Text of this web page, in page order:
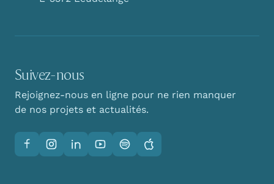
Suivez-nous
Rejoignez-nous en ligne pour ne rien manquer
de nos projets et actualités.
FacebookInstagramLinkedInYouTubeSpotifyApple